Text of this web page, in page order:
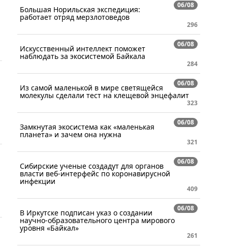
06/08
Большая Норильская экспедиция:
работает отряд мерзлотоведов
296
06/08
Искусственный интеллект поможет
наблюдать за экосистемой Байкала
284
06/08
Из самой маленькой в мире светящейся
молекулы сделали тест на клещевой энцефалит
323
06/08
Замкнутая экосистема как «маленькая
планета» и зачем она нужна
321
06/08
Сибирские ученые создадут для органов
власти веб-интерфейс по коронавирусной
инфекции
409
06/08
В Иркутске подписан указ о создании
научно-образовательного центра мирового
уровня «Байкал»
261